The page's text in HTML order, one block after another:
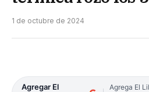
1 de octubre de 2024
Agregar El
Agrega El